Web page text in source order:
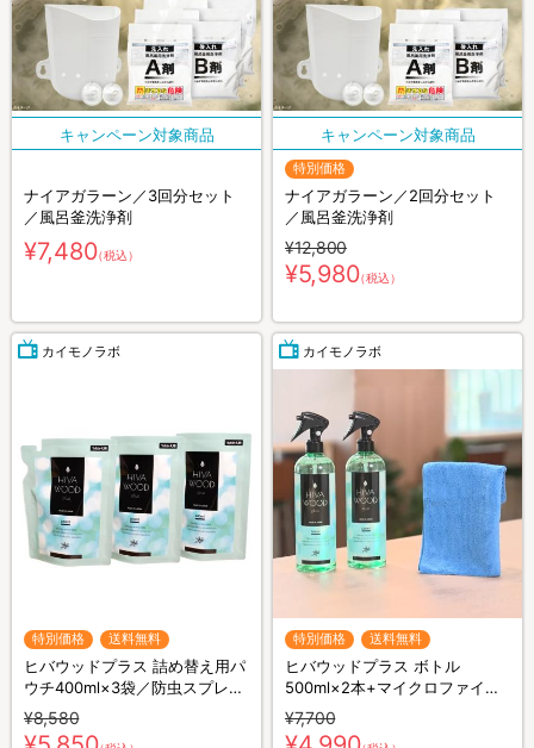
ナイアガラーン／3回分セット
／風呂釜洗浄剤
¥7,480（税込）
特別価格
ナイアガラーン／2回分セット
／風呂釜洗浄剤
¥12,800
¥5,980（税込）
カイモノラボ
特別価格 送料無料
ヒバウッドプラス 詰め替え用パ
ウチ400ml×3袋／防虫スプレー
／防虫剤／害虫忌避剤
¥8,580
カイモノラボ
特別価格 送料無料
ヒバウッドプラス ボトル
500ml×2本+マイクロファイバ
ークロス×1枚／防虫スプレー／
防虫剤／害虫忌避剤
¥7,700